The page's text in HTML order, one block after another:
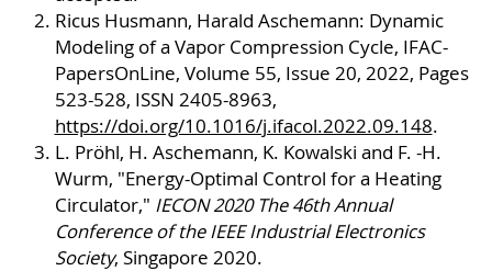
Ricus Husmann, Harald Aschemann: Dynamic
Modeling of a Vapor Compression Cycle, IFAC-
PapersOnLine, Volume 55, Issue 20, 2022, Pages
523-528, ISSN 2405-8963,
https://doi.org/10.1016/j.ifacol.2022.09.148.
L. Pröhl, H. Aschemann, K. Kowalski and F. -H.
Wurm, "Energy-Optimal Control for a Heating
Circulator," IECON 2020 The 46th Annual
Conference of the IEEE Industrial Electronics
Society, Singapore 2020.